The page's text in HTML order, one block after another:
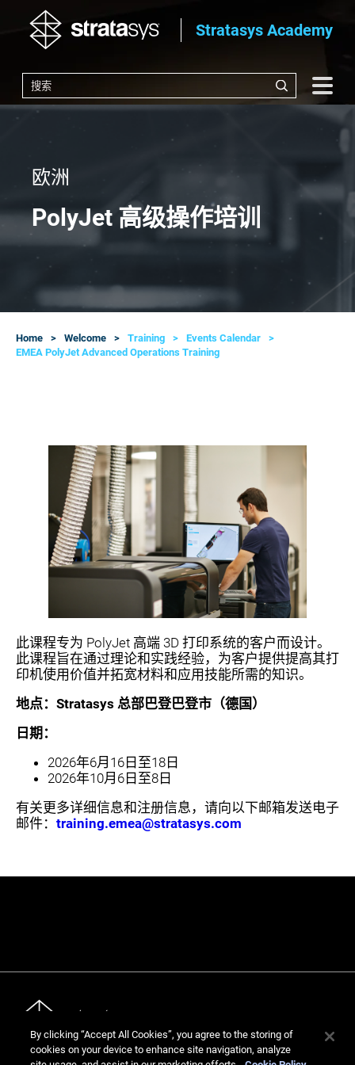
Stratasys Academy
欧洲
PolyJet 高级操作培训
Home Welcome Training
Events Calendar
EMEA PolyJet Advanced Operations Training
此课程专为 PolyJet 高端 3D 打印系统的客户而设计。
此课程旨在通过理论和实践经验，为客户提供提高其打
印机使用价值并拓宽材料和应用技能所需的知识。
地点：Stratasys 总部巴登巴登市（德国）
日期：
2026年6月16日至18日
2026年10月6日至8日
有关更多详细信息和注册信息，请向以下邮箱发送电子
邮件： training.emea@stratasys.com
By clicking “Accept All Cookies”, you agree to the storing of
cookies on your device to enhance site navigation, analyze